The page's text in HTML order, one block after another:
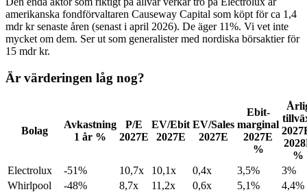
amerikanska fondförvaltaren Causeway Capital som köpt för ca 1,4
mdr kr senaste åren (senast i april 2026). De äger 11%. Vi vet inte
mycket om dem. Ser ut som generalister med nordiska börsaktier för
15 mdr kr.
Är värderingen låg nog?
Bolag
Avkastning
1 år %
P/E
2027E
EV/Ebit
2027E
EV/Sales
2027E
Ebit-
marginal
2027E
%
%
Electrolux
-51% 10,7x 10,1x 0,4x 3,5%
3%
Whirlpool
-48% 8,7x 11,2x 0,6x 5,1%
4,4%